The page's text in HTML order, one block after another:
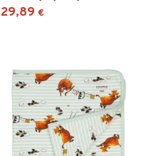
29,89 €